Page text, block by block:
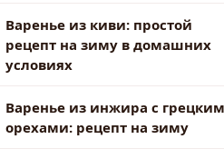
Варенье из киви: простой
рецепт на зиму в домашних
условиях
Варенье из инжира с
орехами: рецепт на зиму